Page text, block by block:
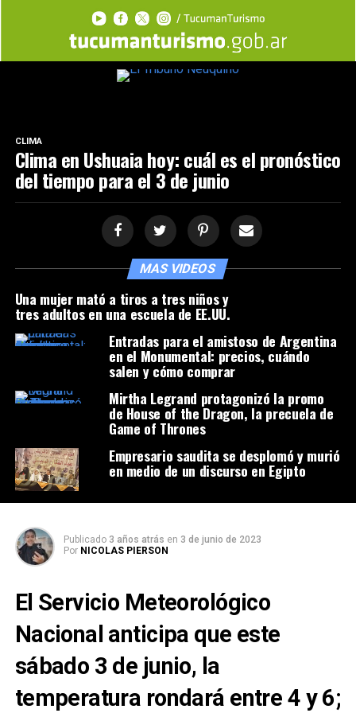
CLIMA
Clima en Ushuaia hoy: cuál es el pronóstico
del tiempo para el 3 de junio
MAS VIDEOS
Una mujer mató a tiros a tres niños y
tres adultos en una escuela de EE.UU.
Entradas para el amistoso de Argentina
en el Monumental: precios, cuándo
salen y cómo comprar
Mirtha Legrand protagonizó la promo
de House of the Dragon, la precuela de
Game of Thrones
Empresario saudita se desplomó y murió
en medio de un discurso en Egipto
Publicado 3 años atrás en 3 de junio de 2023
Por NICOLAS PIERSON
El Servicio Meteorológico
Nacional anticipa que este
sábado 3 de junio, la
temperatura rondará entre 4 y 6;